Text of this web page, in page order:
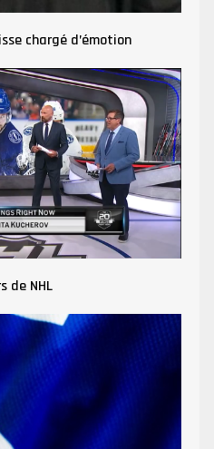
chargé d’émotion
de NHL